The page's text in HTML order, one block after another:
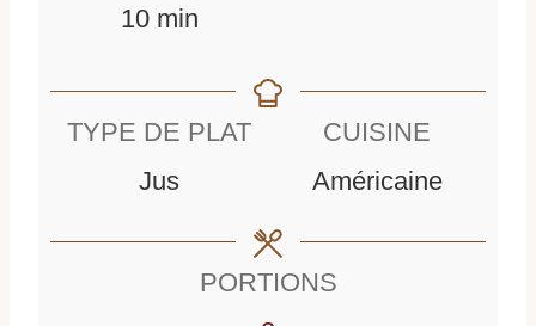
10mmin
TYPE DE PLAT
Jus
CUISINE
Américaine
PORTIONS